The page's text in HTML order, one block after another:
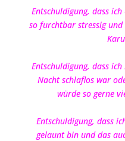
Entschuldigung, dass
so furchtbar stressig
Entschuldigung, dass
Nacht schlaflos war
würde so gerne
Entschuldigung, dass
gelaunt bin und das